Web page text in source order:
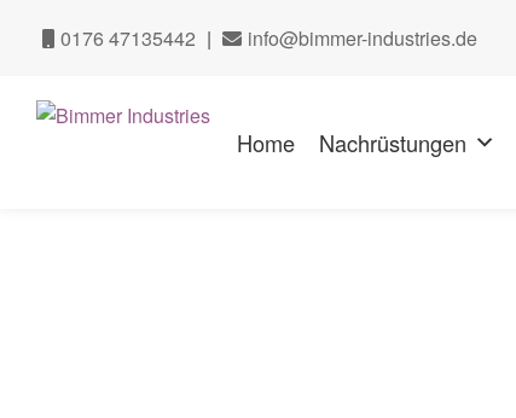
0176 47135442 | info@bimmer-industries.de
Navigation
Inhalt
Home Nachrüstungen